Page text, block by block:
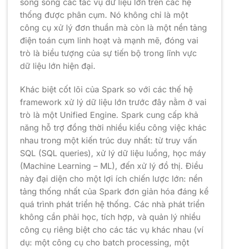
song song các tác vụ dữ liệu lớn trên các hệ
thống được phân cụm. Nó không chỉ là một
công cụ xử lý đơn thuần mà còn là một nền tảng
điện toán cụm linh hoạt và mạnh mẽ, đóng vai
trò là biểu tượng của sự tiến bộ trong lĩnh vực
dữ liệu lớn hiện đại.
Khác biệt cốt lõi của Spark so với các thế hệ
framework xử lý dữ liệu lớn trước đây nằm ở vai
trò là một Unified Engine. Spark cung cấp khả
năng hỗ trợ đồng thời nhiều kiểu công việc khác
nhau trong một kiến trúc duy nhất: từ truy vấn
SQL (SQL queries), xử lý dữ liệu luồng, học máy
(Machine Learning – ML), đến xử lý đồ thị. Điều
này đại diện cho một lợi ích chiến lược lớn: nền
tảng thống nhất của Spark đơn giản hóa đáng kể
quá trình phát triển hệ thống. Các nhà phát triển
không cần phải học, tích hợp, và quản lý nhiều
công cụ riêng biệt cho các tác vụ khác nhau (ví
dụ: một công cụ cho batch processing, một